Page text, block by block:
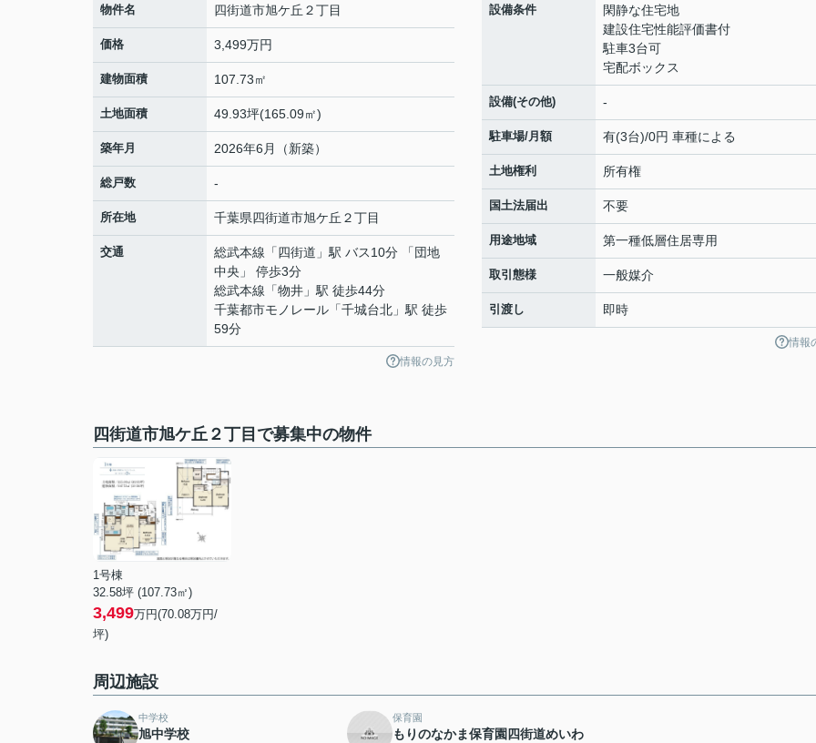
物件名 四街道市旭ケ丘２丁目
価格 3,499万円
建物面積 107.73㎡
土地面積 49.93坪(165.09㎡)
築年月 2026年6月（新築）
総戸数 -
所在地 千葉県四街道市旭ケ丘 ２丁目
交通 総武本線 「四街道 」駅 バス10分 「団地
中央」 停歩3分
総武本線 「物井 」駅 徒歩44分
千葉都市モノレール 「千城台北 」駅 徒歩
59分
情報の見方
設備条件
閑静な住宅地
建設住宅性能評価書付
駐車3台可
宅配ボックス
設備(その他) -
駐車場/月額 有(3台)/0円 車種による
土地権利 所有権
国土法届出 不要
用途地域 第一種低層住居専用
取引態様 一般媒介
引渡し 即時
情報
四街道市旭ケ丘２丁目で募集中の物件
1号棟
32.58坪 (107.73㎡)
3,499万円(70.08万円/
坪)
周辺施設
中学校
旭中学校
保育園
もりのなかま保育園四街道めいわ